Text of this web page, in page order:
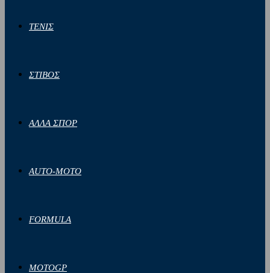
ΤΕΝΙΣ
ΣΤΙΒΟΣ
ΑΛΛΑ ΣΠΟΡ
AUTO-MOTO
FORMULA
MOTOGP